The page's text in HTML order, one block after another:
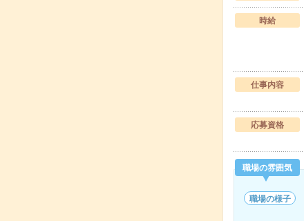
時給
仕事内容
応募資格
職場の雰囲気
職場の様子